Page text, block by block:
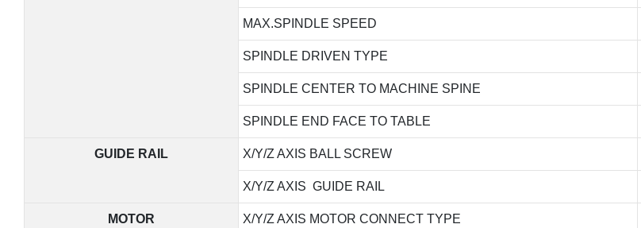
MAX.SPINDLE SPEED
SPINDLE DRIVEN TYPE
SPINDLE CENTER TO MACHINE SPINE
SPINDLE END FACE TO TABLE
GUIDE RAIL X/Y/Z AXIS BALL SCREW
X/Y/Z AXIS GUIDE RAIL
MOTOR X/Y/Z AXIS MOTOR CONNECT TYPE